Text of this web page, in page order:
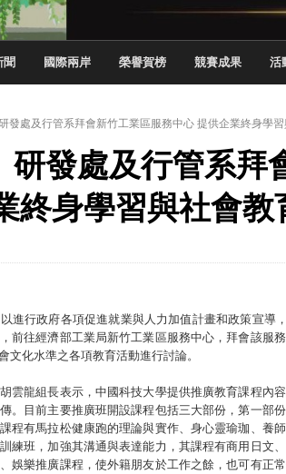
榮獲59屆美國休士頓國際影展最高榮譽白金獎
到我嗎？數媒系VR新創遊戲抱回金點新秀獎
到實踐 數媒系學生於技專校院電腦動畫競賽嶄露
奠基、用領導領航：中國科大雙校區學生會全國
向未來！ 中國科大新竹畢典青銀共學、逐夢啟航
聞 國際兩岸 榮譽賀榜 競賽成果 活
發處及行管系拜會新竹工業區服務中心 提供企業終身學
研發處及行管系
終身學習與社會教
進行政府各項促進就業與人力加值計畫和政策宣導
前往經濟部工業局新竹工業區服務中心，拜會該服
文化水準之各項教育活動進行討論。
雲龍組長表示，中國科技大學提供推廣教育課程內
。目前主要推廣班開設課程包括三大部份，第一部
程有馬拉松健康跑的理論與實作、身心靈瑜珈、養
練班，加強其溝通與表達能力，其課程有商用日文
娛樂推廣課程，使外籍朋友於工作之餘，也可有正